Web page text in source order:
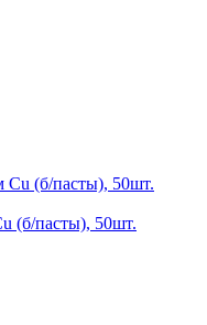
(б/пасты), 50шт.